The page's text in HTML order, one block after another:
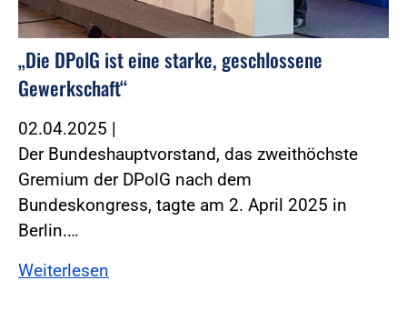
„Die DPolG ist eine starke, geschlossene
Gewerkschaft“
02.04.2025 |
Der Bundeshauptvorstand, das zweithöchste
Gremium der DPolG nach dem
Bundeskongress, tagte am 2. April 2025 in
Berlin.…
Weiterlesen